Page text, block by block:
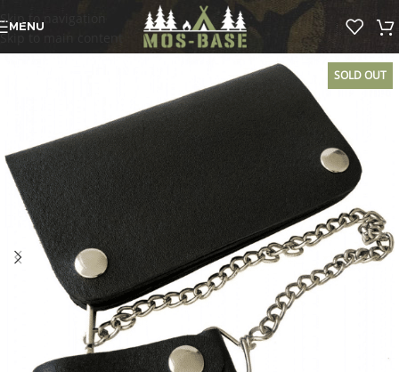
Skip to navigation
Skip to main content
MENU
SOLD OUT